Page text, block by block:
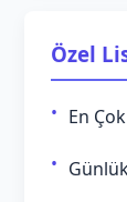
Özel
En